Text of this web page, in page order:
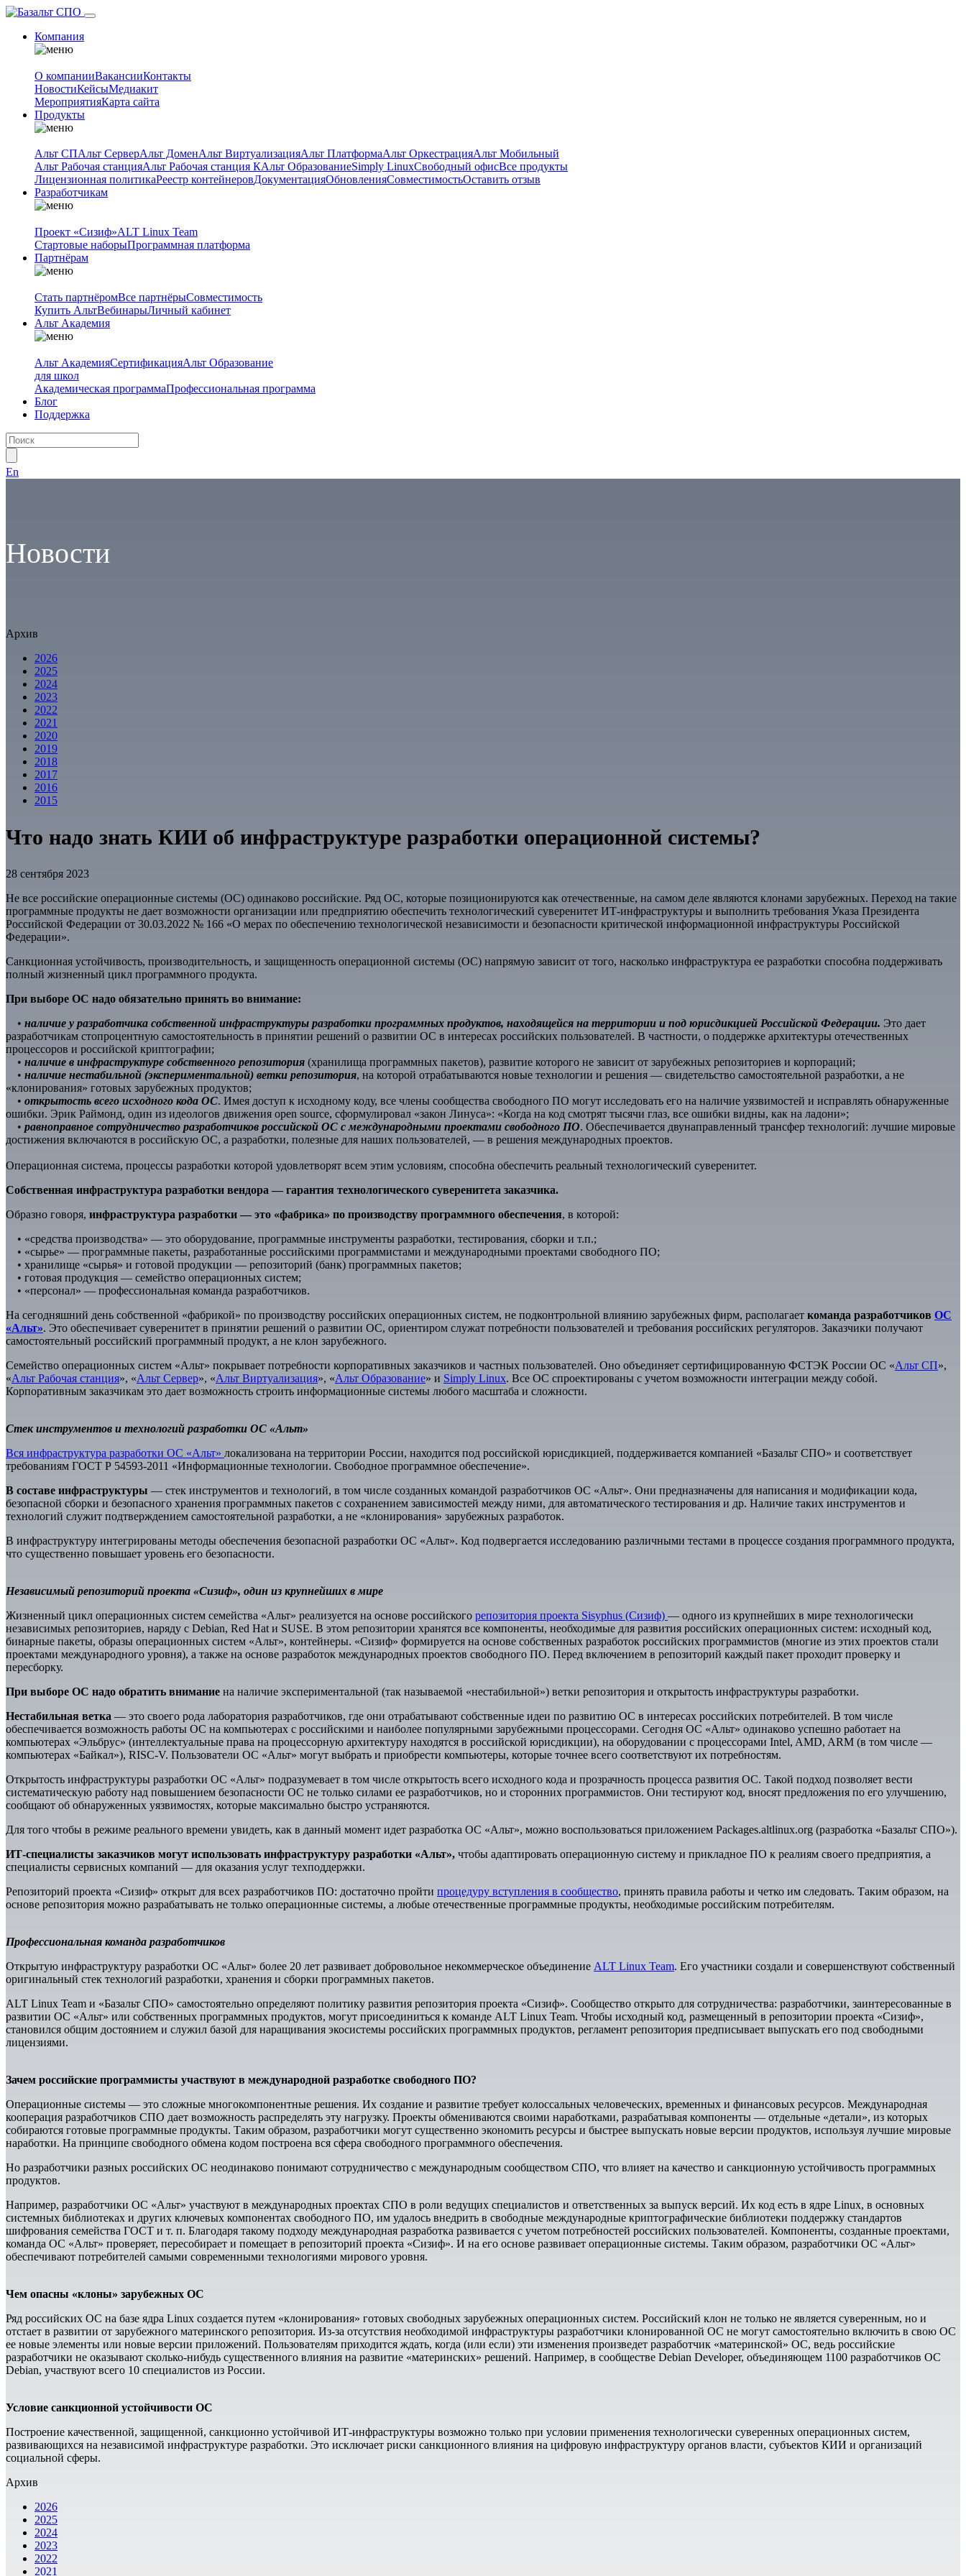
Компания
О компанииВакансииКонтакты
НовостиКейсыМедиакит
МероприятияКарта сайта
Продукты
Альт СПАльт СерверАльт ДоменАльт ВиртуализацияАльт ПлатформаАльт ОркестрацияАльт Мобильный
Альт Рабочая станцияАльт Рабочая станция КАльт ОбразованиеSimply LinuxСвободный офисВсе продукты
Лицензионная политикаРеестр контейнеровДокументацияОбновленияСовместимостьОставить отзыв
Разработчикам
Проект «Сизиф»ALT Linux Team
Стартовые наборыПрограммная платформа
Партнёрам
Стать партнёромВсе партнёрыСовместимость
Купить АльтВебинарыЛичный кабинет
Альт Академия
Альт АкадемияСертификацияАльт Образование
для школ
Академическая программаПрофессиональная программа
Блог
Поддержка
En
Новости
Архив
2026
2025
2024
2023
2022
2021
2020
2019
2018
2017
2016
2015
Что надо знать КИИ об инфраструктуре разработки операционной системы?
28 сентября 2023
Не все российские операционные системы (ОС) одинаково российские. Ряд ОС, которые позиционируются как отечественные, на самом деле являются клонами зарубежных. Переход на такие
программные продукты не дает возможности организации или предприятию обеспечить технологический суверенитет ИТ-инфраструктуры и выполнить требования Указа Президента
Российской Федерации от 30.03.2022 № 166 «О мерах по обеспечению технологической независимости и безопасности критической информационной инфраструктуры Российской
Федерации».
Санкционная устойчивость, производительность, и защищенность операционной системы (ОС) напрямую зависит от того, насколько инфраструктура ее разработки способна поддерживать
полный жизненный цикл программного продукта.
При выборе ОС надо обязательно принять во внимание:
• наличие у разработчика собственной инфраструктуры разработки программных продуктов, находящейся на территории и под юрисдикцией Российской Федерации. Это дает
разработчикам стопроцентную самостоятельность в принятии решений о развитии ОС в интересах российских пользователей. В частности, о поддержке архитектуры отечественных
процессоров и российской криптографии;
• наличие в инфраструктуре собственного репозитория (хранилища программных пакетов), развитие которого не зависит от зарубежных репозиториев и корпораций;
• наличие нестабильной (экспериментальной) ветки репозитория, на которой отрабатываются новые технологии и решения — свидетельство самостоятельной разработки, а не
«клонирования» готовых зарубежных продуктов;
• открытость всего исходного кода ОС. Имея доступ к исходному коду, все члены сообщества свободного ПО могут исследовать его на наличие уязвимостей и исправлять обнаруженные
ошибки. Эрик Раймонд, один из идеологов движения open source, сформулировал «закон Линуса»: «Когда на код смотрят тысячи глаз, все ошибки видны, как на ладони»;
• равноправное сотрудничество разработчиков российской ОС с международными проектами свободного ПО. Обеспечивается двунаправленный трансфер технологий: лучшие мировые
достижения включаются в российскую ОС, а разработки, полезные для наших пользователей, — в решения международных проектов.
Операционная система, процессы разработки которой удовлетворят всем этим условиям, способна обеспечить реальный технологический суверенитет.
Собственная инфраструктура разработки вендора — гарантия технологического суверенитета заказчика.
Образно говоря, инфраструктура разработки — это «фабрика» по производству программного обеспечения, в которой:
• «средства производства» — это оборудование, программные инструменты разработки, тестирования, сборки и т.п.;
• «сырье» — программные пакеты, разработанные российскими программистами и международными проектами свободного ПО;
• хранилище «сырья» и готовой продукции — репозиторий (банк) программных пакетов;
• готовая продукция — семейство операционных систем;
• «персонал» — профессиональная команда разработчиков.
На сегодняшний день собственной «фабрикой» по производству российских операционных систем, не подконтрольной влиянию зарубежных фирм, располагает команда разработчиков ОС
«Альт». Это обеспечивает суверенитет в принятии решений о развитии ОС, ориентиром служат потребности пользователей и требования российских регуляторов. Заказчики получают
самостоятельный российский программный продукт, а не клон зарубежного.
Семейство операционных систем «Альт» покрывает потребности корпоративных заказчиков и частных пользователей. Оно объединяет сертифицированную ФСТЭК России ОС «Альт СП»,
«Альт Рабочая станция», «Альт Сервер», «Альт Виртуализация», «Альт Образование» и Simply Linux. Все ОС спроектированы с учетом возможности интеграции между собой.
Корпоративным заказчикам это дает возможность строить информационные системы любого масштаба и сложности.
Стек инструментов и технологий разработки ОС «Альт»
Вся инфраструктура разработки ОС «Альт» локализована на территории России, находится под российской юрисдикцией, поддерживается компанией «Базальт СПО» и соответствует
требованиям ГОСТ Р 54593-2011 «Информационные технологии. Свободное программное обеспечение».
В составе инфраструктуры — стек инструментов и технологий, в том числе созданных командой разработчиков ОС «Альт». Они предназначены для написания и модификации кода,
безопасной сборки и безопасного хранения программных пакетов с сохранением зависимостей между ними, для автоматического тестирования и др. Наличие таких инструментов и
технологий служит подтверждением самостоятельной разработки, а не «клонирования» зарубежных разработок.
В инфраструктуру интегрированы методы обеспечения безопасной разработки ОС «Альт». Код подвергается исследованию различными тестами в процессе создания программного продукта,
что существенно повышает уровень его безопасности.
Независимый репозиторий проекта «Сизиф», один из крупнейших в мире
Жизненный цикл операционных систем семейства «Альт» реализуется на основе российского репозитория проекта Sisyphus (Сизиф) — одного из крупнейших в мире технологически
независимых репозиториев, наряду с Debian, Red Hat и SUSE. В этом репозитории хранятся все компоненты, необходимые для развития российских операционных систем: исходный код,
бинарные пакеты, образы операционных систем «Альт», контейнеры. «Сизиф» формируется на основе собственных разработок российских программистов (многие из этих проектов стали
проектами международного уровня), а также на основе разработок международных проектов свободного ПО. Перед включением в репозиторий каждый пакет проходит проверку и
пересборку.
При выборе ОС надо обратить внимание на наличие экспериментальной (так называемой «нестабильной») ветки репозитория и открытость инфраструктуры разработки.
Нестабильная ветка — это своего рода лаборатория разработчиков, где они отрабатывают собственные идеи по развитию ОС в интересах российских потребителей. В том числе
обеспечивается возможность работы ОС на компьютерах с российскими и наиболее популярными зарубежными процессорами. Сегодня ОС «Альт» одинаково успешно работает на
компьютерах «Эльбрус» (интеллектуальные права на процессорную архитектуру находятся в российской юрисдикции), на оборудовании с процессорами Intel, AMD, ARM (в том числе —
компьютерах «Байкал»), RISC-V. Пользователи ОС «Альт» могут выбрать и приобрести компьютеры, которые точнее всего соответствуют их потребностям.
Открытость инфраструктуры разработки ОС «Альт» подразумевает в том числе открытость всего исходного кода и прозрачность процесса развития ОС. Такой подход позволяет вести
систематическую работу над повышением безопасности ОС не только силами ее разработчиков, но и сторонних программистов. Они тестируют код, вносят предложения по его улучшению,
сообщают об обнаруженных уязвимостях, которые максимально быстро устраняются.
Для того чтобы в режиме реального времени увидеть, как в данный момент идет разработка ОС «Альт», можно воспользоваться приложением Packages.altlinux.org (разработка «Базальт СПО»).
ИТ-специалисты заказчиков могут использовать инфраструктуру разработки «Альт», чтобы адаптировать операционную систему и прикладное ПО к реалиям своего предприятия, а
специалисты сервисных компаний — для оказания услуг техподдержки.
Репозиторий проекта «Сизиф» открыт для всех разработчиков ПО: достаточно пройти процедуру вступления в сообщество, принять правила работы и четко им следовать. Таким образом, на
основе репозитория можно разрабатывать не только операционные системы, а любые отечественные программные продукты, необходимые российским потребителям.
Профессиональная команда разработчиков
Открытую инфраструктуру разработки ОС «Альт» более 20 лет развивает добровольное некоммерческое объединение ALT Linux Team. Его участники создали и совершенствуют собственный
оригинальный стек технологий разработки, хранения и сборки программных пакетов.
ALT Linux Team и «Базальт СПО» самостоятельно определяют политику развития репозитория проекта «Сизиф». Сообщество открыто для сотрудничества: разработчики, заинтересованные в
развитии ОС «Альт» или собственных программных продуктов, могут присоединиться к команде ALT Linux Team. Чтобы исходный код, размещенный в репозитории проекта «Сизиф»,
становился общим достоянием и служил базой для наращивания экосистемы российских программных продуктов, регламент репозитория предписывает выпускать его под свободными
лицензиями.
Зачем российские программисты участвуют в международной разработке свободного ПО?
Операционные системы — это сложные многокомпонентные решения. Их создание и развитие требует колоссальных человеческих, временных и финансовых ресурсов. Международная
кооперация разработчиков СПО дает возможность распределять эту нагрузку. Проекты обмениваются своими наработками, разрабатывая компоненты — отдельные «детали», из которых
собираются готовые программные продукты. Таким образом, разработчики могут существенно экономить ресурсы и быстрее выпускать новые версии продуктов, используя лучшие мировые
наработки. На принципе свободного обмена кодом построена вся сфера свободного программного обеспечения.
Но разработчики разных российских ОС неодинаково понимают сотрудничество с международным сообществом СПО, что влияет на качество и санкционную устойчивость программных
продуктов.
Например, разработчики ОС «Альт» участвуют в международных проектах СПО в роли ведущих специалистов и ответственных за выпуск версий. Их код есть в ядре Linux, в основных
системных библиотеках и других ключевых компонентах свободного ПО, им удалось внедрить в свободные международные криптографические библиотеки поддержку стандартов
шифрования семейства ГОСТ и т. п. Благодаря такому подходу международная разработка развивается с учетом потребностей российских пользователей. Компоненты, созданные проектами,
команда ОС «Альт» проверяет, пересобирает и помещает в репозиторий проекта «Сизиф». И на его основе развивает операционные системы. Таким образом, разработчики ОС «Альт»
обеспечивают потребителей самыми современными технологиями мирового уровня.
Чем опасны «клоны» зарубежных ОС
Ряд российских ОС на базе ядра Linux создается путем «клонирования» готовых свободных зарубежных операционных систем. Российский клон не только не является суверенным, но и
отстает в развитии от зарубежного материнского репозитория. Из-за отсутствия необходимой инфраструктуры разработчики клонированной ОС не могут самостоятельно включить в свою ОС
ее новые элементы или новые версии приложений. Пользователям приходится ждать, когда (или если) эти изменения произведет разработчик «материнской» ОС, ведь российские
разработчики не оказывают сколько-нибудь существенного влияния на развитие «материнских» решений. Например, в сообществе Debian Developer, объединяющем 1100 разработчиков ОС
Debian, участвуют всего 10 специалистов из России.
Условие санкционной устойчивости ОС
Построение качественной, защищенной, санкционно устойчивой ИТ-инфраструктуры возможно только при условии применения технологически суверенных операционных систем,
развивающихся на независимой инфраструктуре разработки. Это исключает риски санкционного влияния на цифровую инфраструктуру органов власти, субъектов КИИ и организаций
социальной сферы.
Архив
2026
2025
2024
2023
2022
2021